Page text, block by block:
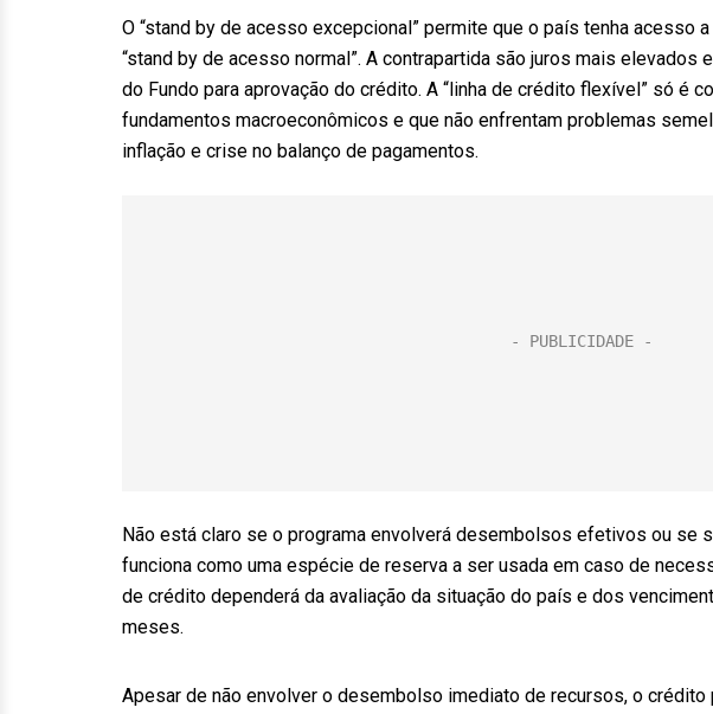
O “stand by de acesso excepcional” permite que o país tenha acesso
“stand by de acesso normal”. A contrapartida são juros mais elevados
do Fundo para aprovação do crédito. A “linha de crédito flexível” só é
fundamentos macroeconômicos e que não enfrentam problemas
inflação e crise no balanço de pagamentos.
Não está claro se o programa envolverá desembolsos efetivos ou se
funciona como uma espécie de reserva a ser usada em caso de
de crédito dependerá da avaliação da situação do país e dos
meses.
Apesar de não envolver o desembolso imediato de recursos, o